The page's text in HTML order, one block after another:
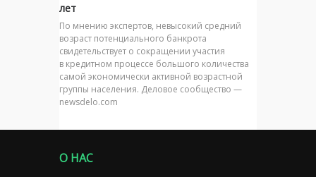
лет
По мнению экспертов, невысокий средний
возраст потенциального банкрота
свидетельствует о сокращении участия
в кредитном процессе большого количества
самой экономически активной возрастной
группы населения. Деловое сообщество —
newsdelo.com
О НАС